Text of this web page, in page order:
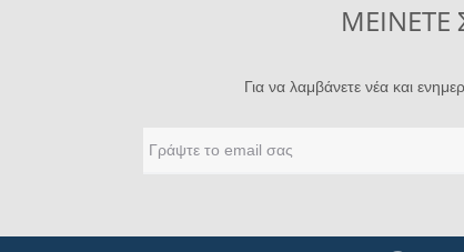
ΜΕΙΝΕΤΕ
Για να λαμβάνετε νέα και